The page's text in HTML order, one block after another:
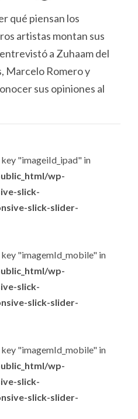
qué piensan los
artistas montan sus
a Zuhaam del
Marcelo Romero y
sus opiniones al
"imageiId_ipad" in
wp-
slick-
slick-slider-
"imagemId_mobile" in
wp-
slick-
slick-slider-
"imagemId_mobile" in
wp-
slick-
slick-slider-